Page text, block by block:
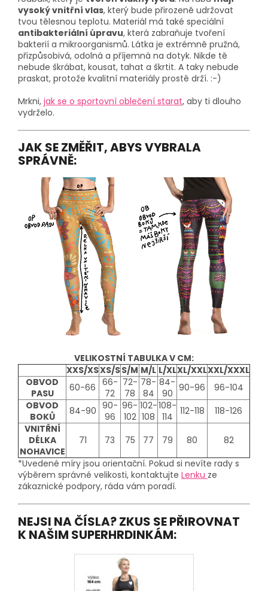
vysoký vnitřní vlas, který bude přirozeně udržovat
tvou tělesnou teplotu. Materiál má také speciální
antibakteriální úpravu, která zabraňuje tvoření
bakterií a mikroorganismů. Látka je extrémně pružná,
přizpůsobivá, odolná a příjemná na dotyk. Nikde tě
nebude škrábat, kousat, tahat a škrtit. A taky nebude
praskat, protože kvalitní materiály prostě drží. :-)
Mrkni, jak se o sportovní oblečení starat, aby ti dlouho
vydrželo.
JAK SE ZMĚŘIT, ABYS VYBRALA
SPRÁVNĚ:
VELIKOSTNÍ TABULKA V CM:
XXS/XSXS/SS/M M/L L/XLXL/XXLXXL/XXXL
OBVOD
PASU
60-66 66-
72
72-
78
78-
84
84-
90 90-96
96-104
OBVOD
BOKŮ
84-90 90-
96
96-
102
102-
108
108-
114
112-118
118-126
VNITŘNÍ
DÉLKA
NOHAVICE
71 73 75 77 79 80
82
*Uvedené míry jsou orientační. Pokud si nevíte rady s
výběrem správné velikosti, kontaktujte Lenku ze
zákaznické podpory, ráda vám poradí.
NEJSI NA ČÍSLA? ZKUS SE PŘIROVNAT
K NAŠIM SUPERHRDINKÁM: